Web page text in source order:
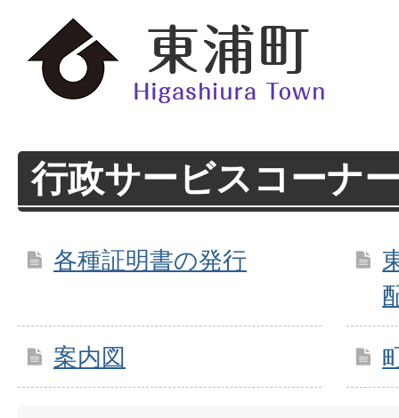
行政サービスコーナ
各種証明書の発行
案内図